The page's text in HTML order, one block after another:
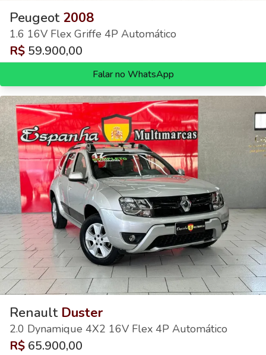
Peugeot 2008
1.6 16V Flex Griffe 4P Automático
R$ 59.900,00
Falar no WhatsApp
Renault Duster
2.0 Dynamique 4X2 16V Flex 4P Automático
R$ 65.900,00